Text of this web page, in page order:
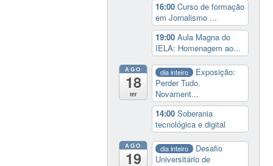
16:00Curso de formação
em Jornalismo ...
19:00Aula Magna do
IELA: Homenagem ao...
AGO
18
ter
dia inteiro
Exposição:
Perder Tudo.
Novament...
14:00Soberania
tecnológica e digital
AGO
19
dia inteiro
Desafio
Universitário de